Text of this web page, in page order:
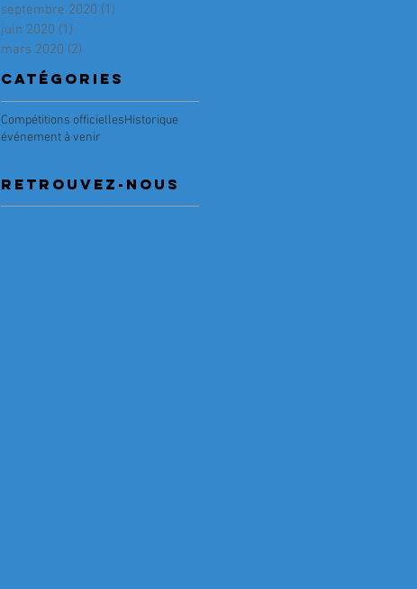
septembre 2020 (1)
juin 2020 (1)
mars 2020 (2)
Catégories
Compétitions officiellesHistorique
événement à venir
RETRouvez-nous